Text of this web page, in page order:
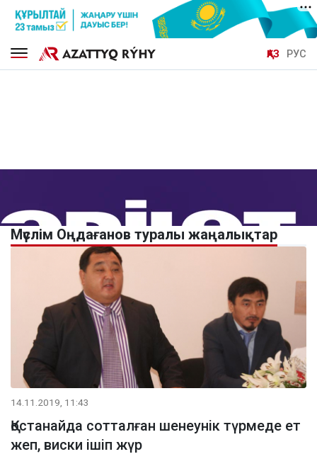
ҚАЗ РУС
Мүслім Оңдағанов туралы жаңалықтар
14.11.2019, 11:43
Қостанайда сотталған шенеунік түрмеде ет
жеп, виски ішіп жүр